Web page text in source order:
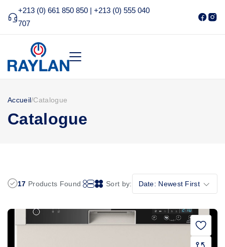
+213 (0) 661 850 850 | +213 (0) 555 040
707
Accueil/Catalogue
Catalogue
17 Products Found Sort by: Date: Newest First